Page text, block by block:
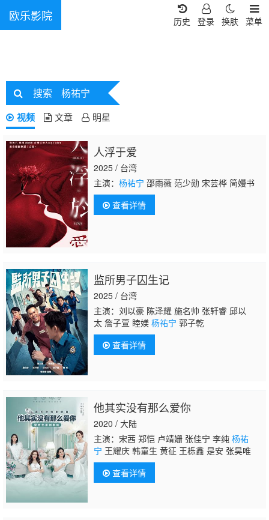
欧乐影院 菜单
换肤
登录
历史
搜索 杨祐宁
视频 文章 明星
人浮于爱
2025 / 台湾
主演： 杨祐宁 邵雨薇 范少勋 宋芸桦 简嫚书
查看详情
监所男子囚生记
2025 / 台湾
主演：刘以豪 陈泽耀 施名帅 张轩睿 邱以
太 詹子萱 睦媄 杨祐宁 郭子乾
查看详情
他其实没有那么爱你
2020 / 大陆
主演：宋茜 郑恺 卢靖姗 张佳宁 李纯 杨祐
宁 王耀庆 韩童生 黄征 王栎鑫 是安 张昊唯
查看详情